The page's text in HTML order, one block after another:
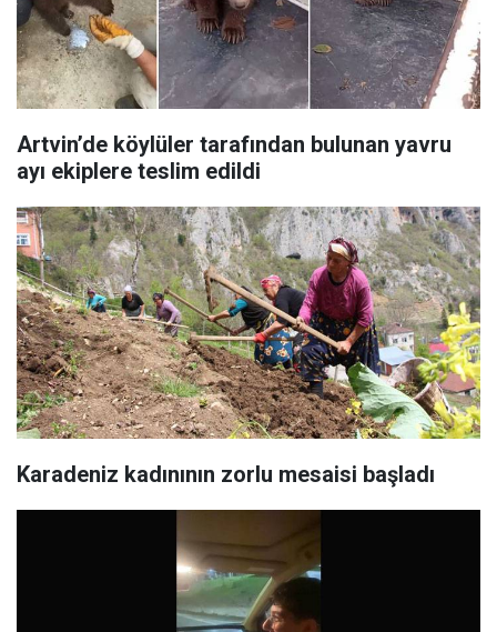
Artvin’de köylüler tarafından bulunan yavru
ayı ekiplere teslim edildi
Karadeniz kadınının zorlu mesaisi başladı